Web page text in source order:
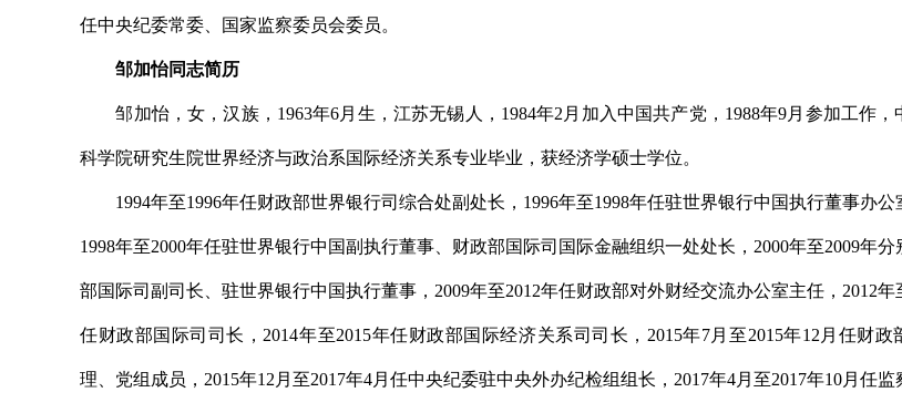
任中央纪委常委、国家监察委员会委员。
邹加怡同志简历
邹加怡，女，汉族，1963年6月生，江苏无锡人，1984年2月加入中国共产党，1988年9月参加工作，
科学院研究生院世界经济与政治系国际经济关系专业毕业，获经济学硕士学位。
1994年至1996年任财政部世界银行司综合处副处长，1996年至1998年任驻世界银行中国执行董事办公
1998年至2000年任驻世界银行中国副执行董事、财政部国际司国际金融组织一处处长，2000年至2009年分
部国际司副司长、驻世界银行中国执行董事，2009年至2012年任财政部对外财经交流办公室主任，2012年
任财政部国际司司长，2014年至2015年任财政部国际经济关系司司长，2015年7月至2015年12月任财政
理、党组成员，2015年12月至2017年4月任中央纪委驻中央外办纪检组组长，2017年4月至2017年10月任监